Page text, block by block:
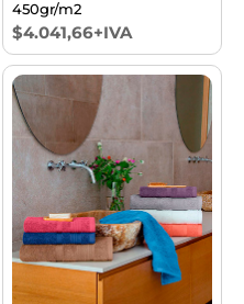
450gr/m2
$4.041,66+IVA